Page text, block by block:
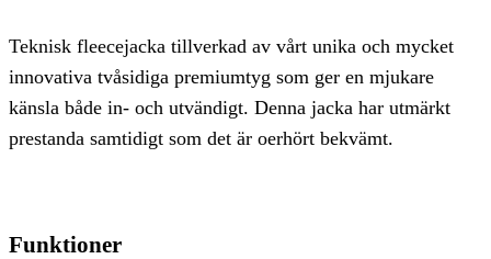
Teknisk fleecejacka tillverkad av vårt unika och mycket
innovativa tvåsidiga premiumtyg som ger en mjukare
känsla både in- och utvändigt. Denna jacka har utmärkt
prestanda samtidigt som det är oerhört bekvämt.
Funktioner